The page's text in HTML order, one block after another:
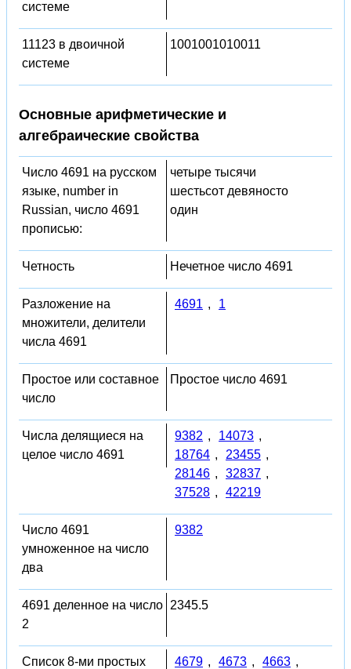
системе
11123 в двоичной
системе
1001001010011
Основные арифметические и
алгебраические свойства
Число 4691 на русском
языке, number in
Russian, число 4691
прописью:
четыре тысячи
шестьсот девяносто
один
Четность Нечетное число 4691
Разложение на
множители, делители
числа 4691
4691 , 1
Простое или составное
число
Простое число 4691
Числа делящиеся на
целое число 4691
9382 , 14073 ,
18764 , 23455 ,
28146 , 32837 ,
37528 , 42219
Число 4691
умноженное на число
два
9382
4691 деленное на число
2
2345.5
Список 8-ми простых
4679 , 4673 , 4663 ,